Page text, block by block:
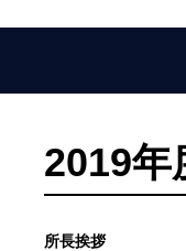
2019年
所長挨拶